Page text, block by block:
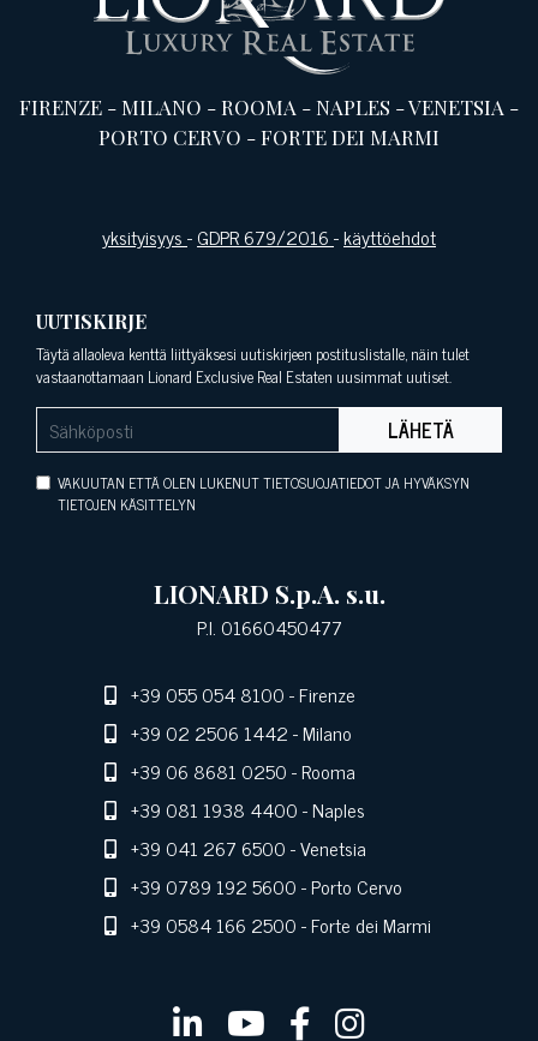
FIRENZE -MILANO -ROOMA -NAPLES -VENETSIA -
PORTO CERVO -FORTE DEI MARMI
yksityisyys-GDPR 679/2016-käyttöehdot
UUTISKIRJE
Täytä allaoleva kenttä liittyäksesi uutiskirjeen postituslistalle, näin tulet
vastaanottamaan Lionard Exclusive Real Estaten uusimmat uutiset.
LÄHETÄ
VAKUUTAN ETTÄ OLEN LUKENUT TIETOSUOJATIEDOT JA HYVÄKSYN
TIETOJEN KÄSITTELYN
LIONARD S.p.A. s.u.
P.I. 01660450477
+39 055 054 8100- Firenze
+39 02 2506 1442- Milano
+39 06 8681 0250- Rooma
+39 081 1938 4400- Naples
+39 041 267 6500- Venetsia
+39 0789 192 5600- Porto Cervo
+39 0584 166 2500- Forte dei Marmi